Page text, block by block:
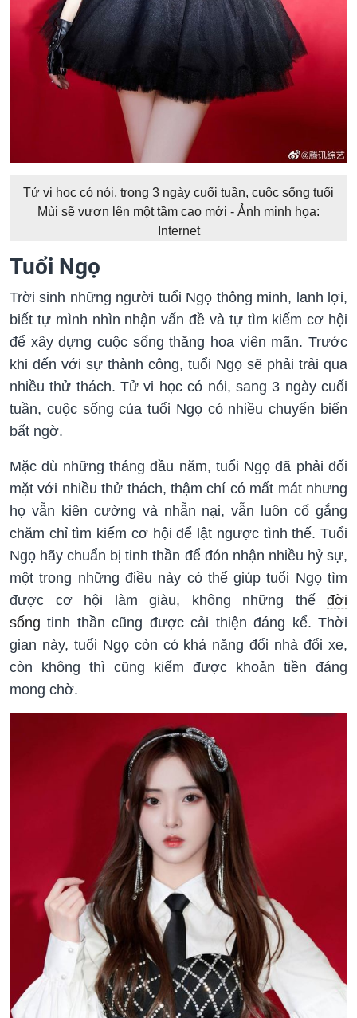
Tử vi học có nói, trong 3 ngày cuối tuần, cuộc sống tuổi
Mùi sẽ vươn lên một tầm cao mới - Ảnh minh họa:
Internet
Tuổi Ngọ
Trời sinh những người tuổi Ngọ thông minh, lanh lợi,
biết tự mình nhìn nhận vấn đề và tự tìm kiếm cơ hội
để xây dựng cuộc sống thăng hoa viên mãn. Trước
khi đến với sự thành công, tuổi Ngọ sẽ phải trải qua
nhiều thử thách. Tử vi học có nói, sang 3 ngày cuối
tuần, cuộc sống của tuổi Ngọ có nhiều chuyển biến
bất ngờ.
Mặc dù những tháng đầu năm, tuổi Ngọ đã phải đối
mặt với nhiều thử thách, thậm chí có mất mát nhưng
họ vẫn kiên cường và nhẫn nại, vẫn luôn cố gắng
chăm chỉ tìm kiếm cơ hội để lật ngược tình thế. Tuổi
Ngọ hãy chuẩn bị tinh thần để đón nhận nhiều hỷ sự,
một trong những điều này có thể giúp tuổi Ngọ tìm
được cơ hội làm giàu, không những thế đời
sống tinh thần cũng được cải thiện đáng kể. Thời
gian này, tuổi Ngọ còn có khả năng đổi nhà đổi xe,
còn không thì cũng kiếm được khoản tiền đáng
mong chờ.